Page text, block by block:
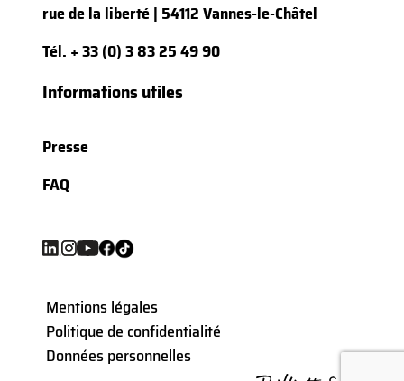
rue de la liberté | 54112 Vannes-le-Châtel
Tél. + 33 (0) 3 83 25 49 90
Informations utiles
Presse
FAQ
Mentions légales
Politique de confidentialité
Données personnelles